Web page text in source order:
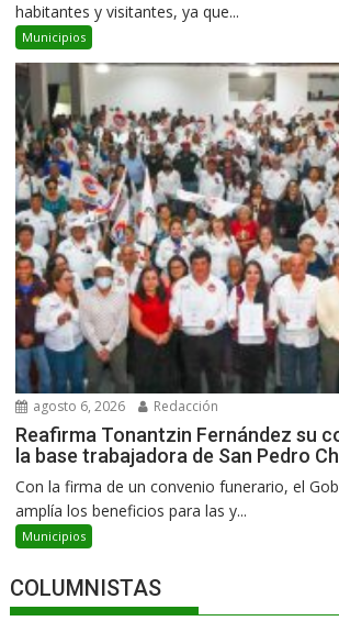
habitantes y visitantes, ya que...
Municipios
agosto 6, 2026 Redacción
Reafirma Tonantzin Fernández su
la base trabajadora de San Pedro
Con la firma de un convenio funerario, el
amplía los beneficios para las y...
Municipios
COLUMNISTAS